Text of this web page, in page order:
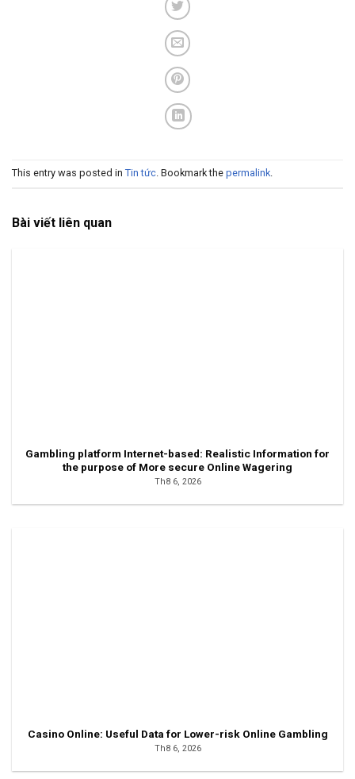
This entry was posted in Tin tức . Bookmark the permalink
Bài viết liên quan
Gambling platform Internet-based: Realistic Information for
the purpose of More secure Online Wagering
Th8 6, 2026
Casino Online: Useful Data for Lower-risk Online Gambling
Th8 6, 2026